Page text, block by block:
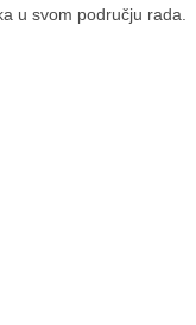
u svom području rada.